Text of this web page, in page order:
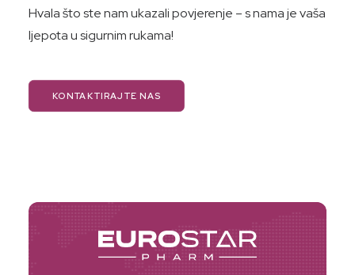
Hvala što ste nam ukazali povjerenje – s nama je vaša
ljepota u sigurnim rukama!
KONTAKTIRAJTE NAS